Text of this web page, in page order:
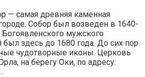
— самая древняя каменная
Собор был возведен в 1640-
мужского
здесь до 1680 года. До сих пор
чудотворные иконы. Церковь
на берегу Оки, по адресу: